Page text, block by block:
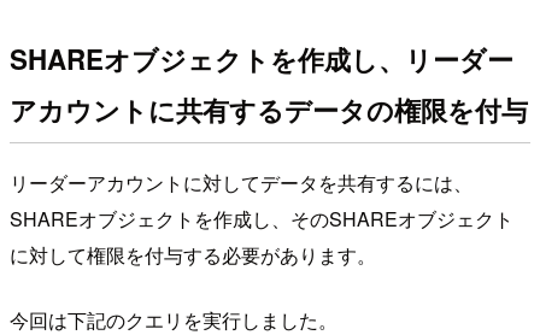
SHAREオブジェクトを作成し、リーダー
アカウントに共有するデータの権限を付与
リーダーアカウントに対してデータを共有するには、
SHAREオブジェクトを作成し、そのSHAREオブジェクト
に対して権限を付与する必要があります。
今回は下記のクエリを実行しました。